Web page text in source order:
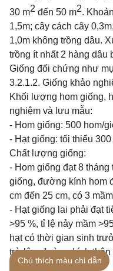
30 m2 đến 50 m2.
1,5m; cây cách cây
1,0m không trồng dâu.
trồng ít nhất 2 hàng dâu
Giống đối chứng như
3.2.1.2. Giống khảo
Khối lượng hom giống,
nghiệm và lưu mẫu:
- Hom giống: 500 hom/
- Hạt giống: tối thiểu
Chất lượng giống:
- Hom giống đạt 8
giống, đường kính hom
cm đến 25 cm, có 3
- Hạt giống lai phải đạt
>95 %, tỉ lệ nảy mầm
hạt có thời gian sinh
trở lên, đường kính thân
trở lên.
Chú thích màu chỉ dẫn